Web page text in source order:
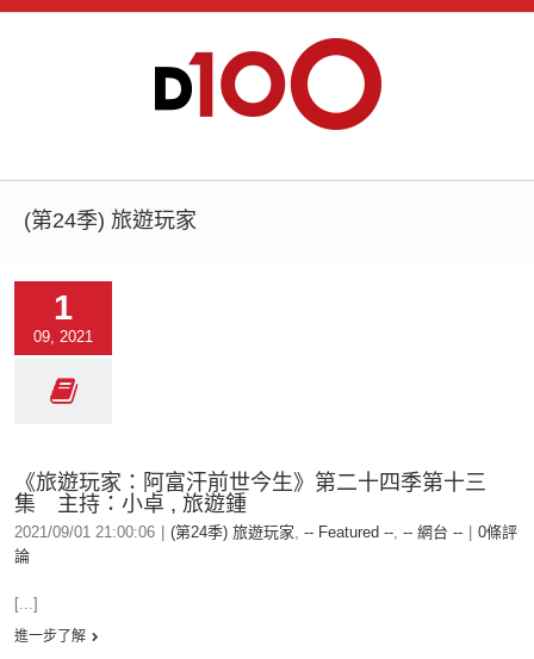
(第24季) 旅遊玩家
1
09, 2021
《旅遊玩家：阿富汗前世今生》第二十四季第十三
集 主持：小卓 , 旅遊鍾
2021/09/01 21:00:06 (第24季) 旅遊玩家, -- Featured --, -- 網台 --
0條評
論
[...]
進一步了解